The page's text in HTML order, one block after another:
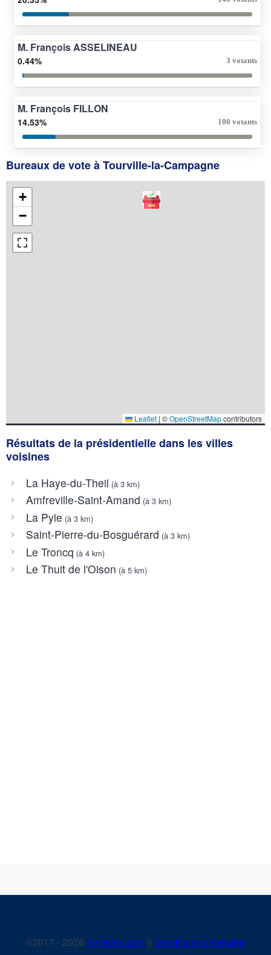
M. François ASSELINEAU
0.44% 3 votants
M. François FILLON
14.53% 100 votants
Bureaux de vote à Tourville-la-Campagne
+
−
Leaflet | ©OpenStreetMapcontributors
Résultats de la présidentielle dans les villes
voisines
La Haye-du-Theil (à 3 km)
Amfreville-Saint-Amand (à 3 km)
La Pyle (à 3 km)
Saint-Pierre-du-Bosguérard (à 3 km)
Le Troncq (à 4 km)
Le Thuit de l'Oison (à 5 km)
©2017 - 2026 la-mairie.com || Conditions générales